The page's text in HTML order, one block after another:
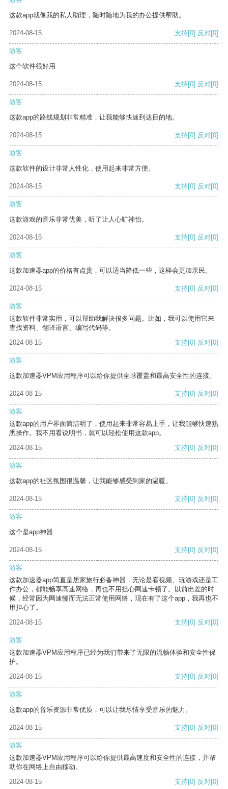
这款app就像我的私人助理，随时随地为我的办公提供帮助。
2024-08-15 支持[0] 反对[0]
游客
这个软件很好用
2024-08-15 支持[0] 反对[0]
游客
这款app的路线规划非常精准，让我能够快速到达目的地。
2024-08-15 支持[0] 反对[0]
游客
这款软件的设计非常人性化，使用起来非常方便。
2024-08-15 支持[0] 反对[0]
游客
这款游戏的音乐非常优美，听了让人心旷神怡。
2024-08-15 支持[0] 反对[0]
游客
这款加速器app的价格有点贵，可以适当降低一些，这样会更加亲民。
2024-08-15 支持[0] 反对[0]
游客
这款软件非常实用，可以帮助我解决很多问题。比如，我可以使用它来
查找资料、翻译语言、编写代码等。
2024-08-15
支持[0] 反对[0]
游客
这款加速器VPM应用程序可以给你提供全球覆盖和最高安全性的连接。
2024-08-15 支持[0] 反对[0]
游客
这款app的用户界面简洁明了，使用起来非常容易上手，让我能够快速熟
悉操作。我不用看说明书，就可以轻松使用这款app。
2024-08-15
支持[0] 反对[0]
游客
这款app的社区氛围很温馨，让我能够感受到家的温暖。
2024-08-15 支持[0] 反对[0]
游客
这个是app神器
2024-08-15 支持[0] 反对[0]
游客
这款加速器app简直是居家旅行必备神器，无论是看视频、玩游戏还是工
作办公，都能畅享高速网络，再也不用担心网速卡顿了。以前出差的时
候，经常因为网速慢而无法正常使用网络，现在有了这个app，我再也不
用担心了。
2024-08-15
支持[0] 反对[0]
游客
这款加速器VPM应用程序已经为我们带来了无限的流畅体验和安全性保
护。
2024-08-15
支持[0] 反对[0]
游客
这款app的音乐资源非常优质，可以让我尽情享受音乐的魅力。
2024-08-15 支持[0] 反对[0]
游客
这款加速器VPM应用程序可以给你提供最高速度和安全性的连接，并帮
助你在网络上自由移动。
2024-08-15
支持[0] 反对[0]